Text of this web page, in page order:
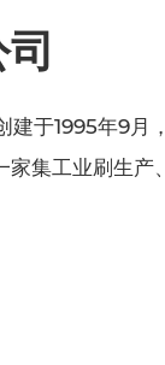
于1995年9月，
集工业刷生产、